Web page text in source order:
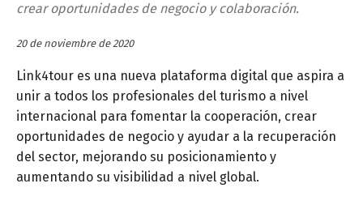
crear oportunidades de negocio y colaboración.
20 de noviembre de 2020
Link4tour es una nueva plataforma digital que aspira a
unir a todos los profesionales del turismo a nivel
internacional para fomentar la cooperación, crear
oportunidades de negocio y ayudar a la recuperación
del sector, mejorando su posicionamiento y
aumentando su visibilidad a nivel global.